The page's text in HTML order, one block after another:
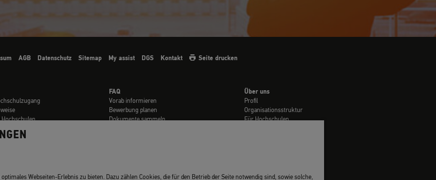
AGB Datenschutz Sitemap My assist DGS Kontakt Seite drucken
FAQ
Vorab informieren
Bewerbung planen
Dokumente sammeln
Über uns
Profil
Organisationsstruktur
Für Hochschulen
Webseiten-Erlebnis zu bieten. Dazu zählen Cookies, die für den Betrieb der Seite notwendig sind, sowie solche,